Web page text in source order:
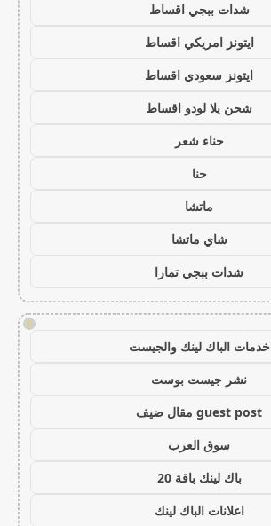
شدات ببجي اقساط
ايتونز امريكي اقساط
ايتونز سعودي اقساط
شحن يلا لودو اقساط
حناء شعر
حنا
ماتشا
شاي ماتشا
شدات ببجي تمارا
!
خدمات الباك لينك والجيست
نشر جيست بوست
guest post مقال ضيف
سوق العرب
باك لينك باقة 20
اعلانات الباك لينك